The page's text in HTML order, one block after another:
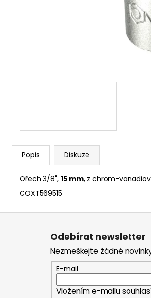
Popis Diskuze
Ořech 3/8", 15 mm, z chrom-
COXT569515
NÝT DUTÝ DVOJDÍLNÝ
Z
Odebírat newsletter
Nezmeškejte žádné
E-mail
Vložením e-mailu